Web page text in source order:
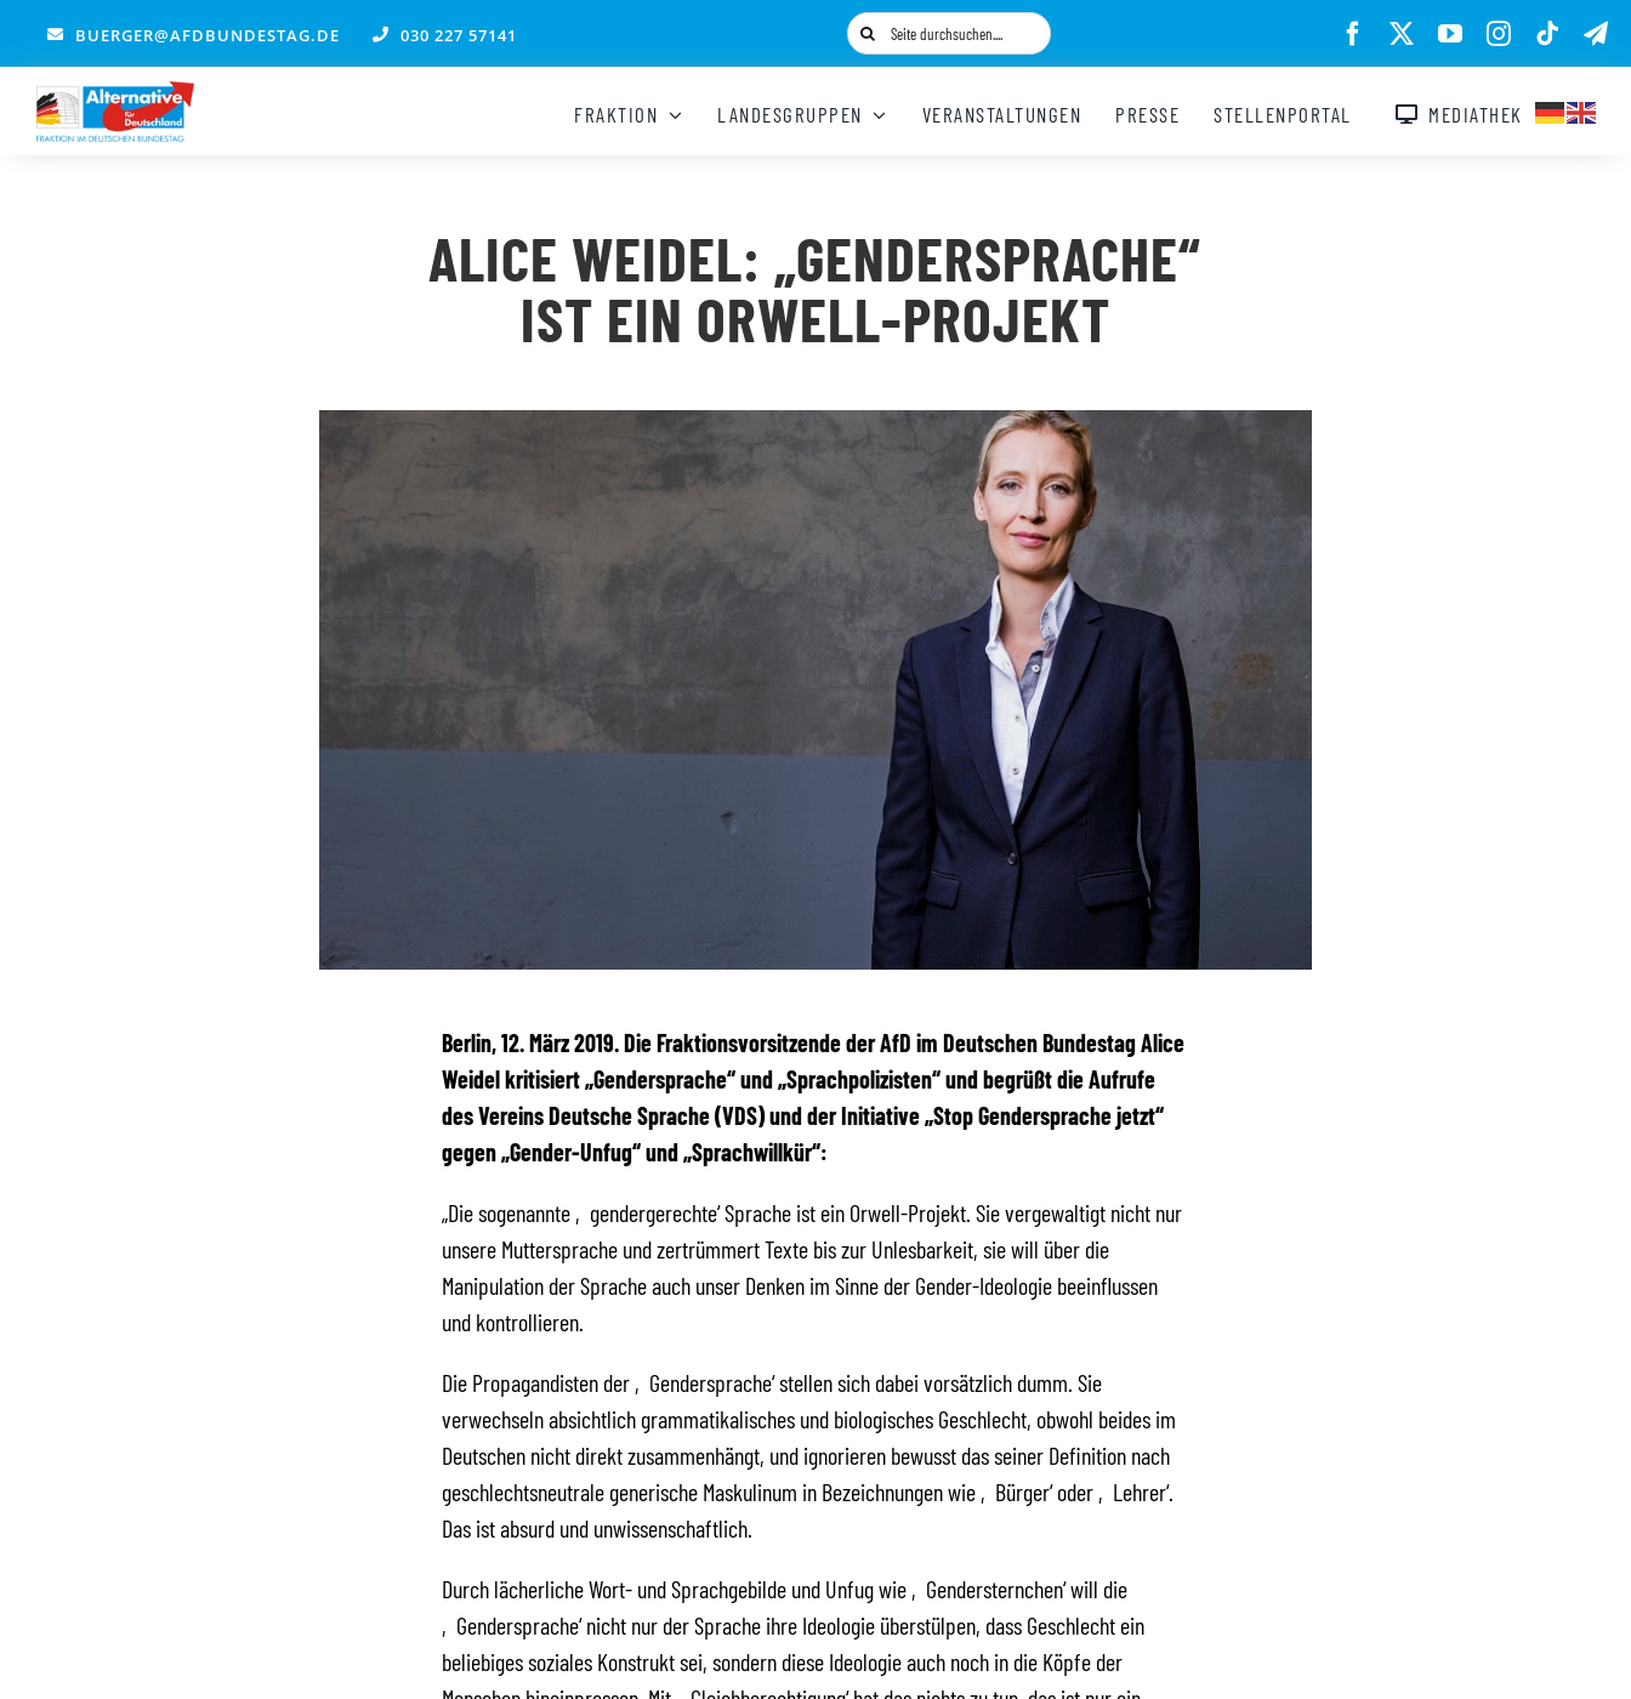
springen
BUERGER@AFDBUNDESTAG.DE 030 227 57141
Suche
nach:
FRAKTION LANDESGRUPPEN VERANSTALTUNGEN PRESSE STELLENPORTAL MEDIATHEK
ALICE WEIDEL: „GENDERSPRACHE“
IST EIN ORWELL-PROJEKT
Berlin, 12. März 2019. Die Fraktionsvorsitzende der AfD im Deutschen Bundestag Alice
Weidel kritisiert „Gendersprache“ und „Sprachpolizisten“ und begrüßt die Aufrufe
des Vereins Deutsche Sprache (VDS) und der Initiative „Stop Gendersprache jetzt“
gegen „Gender-Unfug“ und „Sprachwillkür“:
„Die sogenannte ‚gendergerechte‘ Sprache ist ein Orwell-Projekt. Sie vergewaltigt nicht nur
unsere Muttersprache und zertrümmert Texte bis zur Unlesbarkeit, sie will über die
Manipulation der Sprache auch unser Denken im Sinne der Gender-Ideologie beeinflussen
und kontrollieren.
Die Propagandisten der ‚Gendersprache‘ stellen sich dabei vorsätzlich dumm. Sie
verwechseln absichtlich grammatikalisches und biologisches Geschlecht, obwohl beides im
Deutschen nicht direkt zusammenhängt, und ignorieren bewusst das seiner Definition nach
geschlechtsneutrale generische Maskulinum in Bezeichnungen wie ‚Bürger‘ oder ‚Lehrer‘.
Das ist absurd und unwissenschaftlich.
Durch lächerliche Wort- und Sprachgebilde und Unfug wie ‚Gendersternchen‘ will die
‚Gendersprache‘ nicht nur der Sprache ihre Ideologie überstülpen, dass Geschlecht ein
beliebiges soziales Konstrukt sei, sondern diese Ideologie auch noch in die Köpfe der